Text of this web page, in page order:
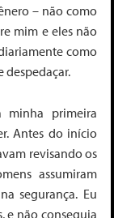
– não como
mim e eles não
como
despedaçar.
primeira
Antes do início
revisando os
assumiram
segurança. Eu
e não conseguia